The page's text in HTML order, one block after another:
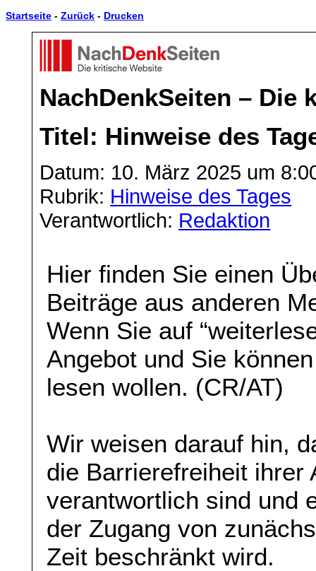
Startseite - Zurück - Drucken
NachDenkSeiten – Die
Titel: Hinweise des
Datum: 10. März 2025 um
Rubrik: Hinweise des Tages
Verantwortlich: Redaktion
Hier finden Sie einen
Beiträge aus anderen
Wenn Sie auf
Angebot und Sie
lesen wollen. (CR/AT)
Wir weisen darauf hin,
die Barrierefreiheit ihrer
verantwortlich sind und
der Zugang von
Zeit beschränkt wird.